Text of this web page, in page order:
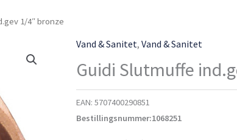
1/4″ bronze
Vand & Sanitet,Vand & Sanitet
Guidi Slutmuffe
EAN:5707400290851
Bestillingsnummer:1068251